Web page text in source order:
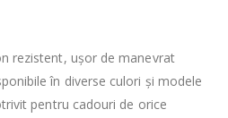
rezistent, ușor de manevrat
în diverse culori și modele
pentru cadouri de orice